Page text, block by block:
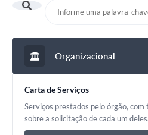
Organizacional
Carta de Serviços
Serviços prestados pelo órgão, com
sobre a solicitação de cada um deles.